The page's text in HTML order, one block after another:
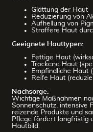
Glättung der Haut
Reduzierung von
Aufhellung von
Straffere Haut
Geeignete Hauttypen:
Fettige Haut
Trockene Haut
Empfindliche Haut
Reife Haut
Nachsorge:
Wichtige Maßnahmen
Sonnenschutz, intensive
reizende Produkte und
Pflege fördert langfristig
Hautbild.